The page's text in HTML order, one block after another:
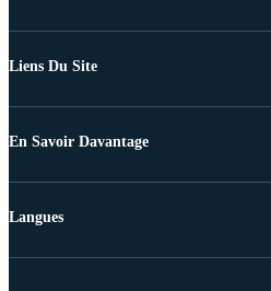
Liens Du Site
En Savoir Davantage
Langues